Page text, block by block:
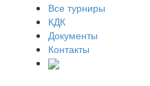
Все турниры
КДК
Документы
Контакты